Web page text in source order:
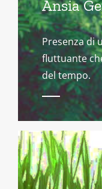
Ansia
Presenza di
fluttuante
del tempo.